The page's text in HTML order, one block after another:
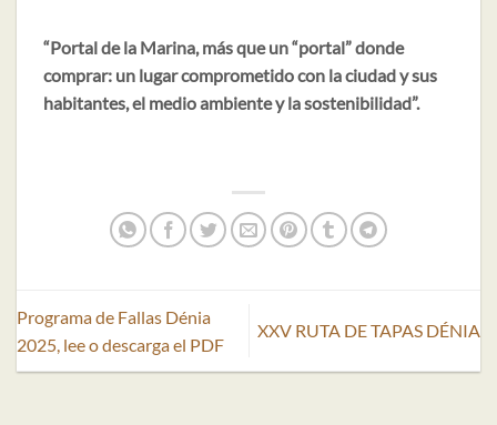
“Portal de la Marina, más que un “portal” donde
comprar: un lugar comprometido con la ciudad y sus
habitantes, el medio ambiente y la sostenibilidad”.
Programa de Fallas Dénia
2025, lee o descarga el PDF
XXV RUTA DE TAPAS DÉNIA